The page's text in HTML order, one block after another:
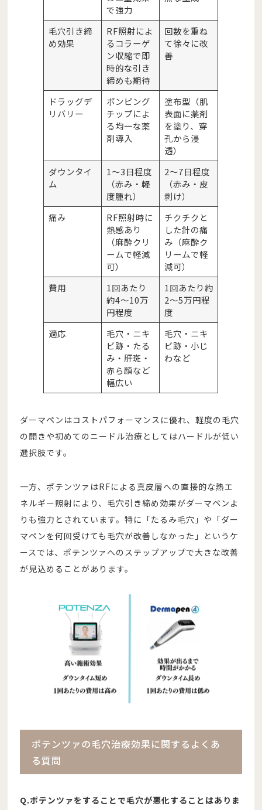
で強力
毛穴引き締
め効果
RF照射によ
るコラーゲ
ン収縮で即
時的な引き
締めも期待
回数を重ね
て徐々に改
善
ドラッグデ
リバリー
ポンピング
チップによ
る均一な薬
剤導入
塗布型（肌
表面に薬剤
を塗り、穿
孔から浸
透）
ダウンタイ
ム
1〜3日程度
（赤み・軽
度腫れ）
2〜7日程度
（赤み・皮
剥け）
痛み
RF照射時に
熱感あり
（麻酔クリ
ームで軽減
可）
チクチクと
した針の痛
み（麻酔ク
リームで軽
減可）
費用
1回あたり
約4〜10万
円程度
1回あたり約
2〜5万円程
度
適応
毛穴・ニキ
ビ跡・たる
み・肝斑・
赤ら顔など
幅広い
毛穴・ニキ
ビ跡・小じ
わなど
ダーマペンはコストパフォーマンスに優れ、軽度の毛穴
の開きや初めてのニードル治療としてはハードルが低い
選択肢です。
一方、ポテンツァはRFによる真皮層への直接的な熱エ
ネルギー照射により、毛穴引き締め効果がダーマペンよ
りも強力とされています。特に「たるみ毛穴」や「ダー
マペンを何回受けても毛穴が改善しなかった」というケ
ースでは、ポテンツァへのステップアップで大きな改善
が見込めることがあります。
ポテンツァの毛穴治療効果に関するよくあ
る質問
Q.ポテンツァをすることで毛穴が悪化することはありま